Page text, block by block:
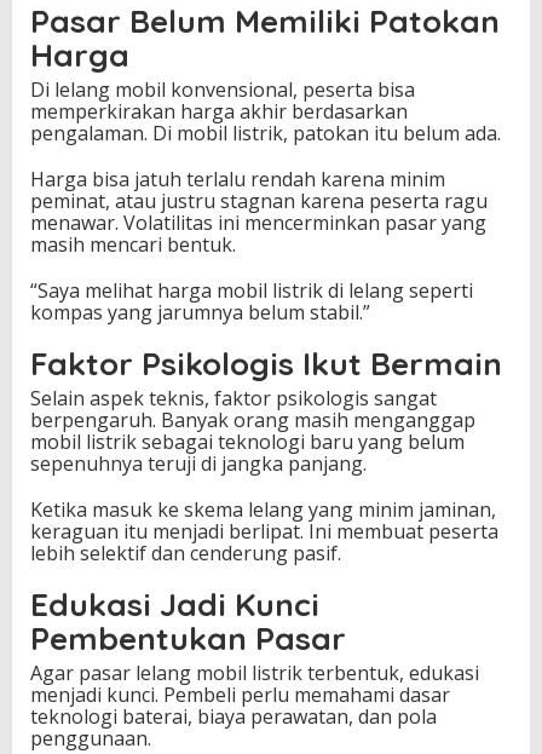
Pasar Belum Memiliki Patokan
Harga
Di lelang mobil konvensional, peserta bisa
memperkirakan harga akhir berdasarkan
pengalaman. Di mobil listrik, patokan itu belum ada.
Harga bisa jatuh terlalu rendah karena minim
peminat, atau justru stagnan karena peserta ragu
menawar. Volatilitas ini mencerminkan pasar yang
masih mencari bentuk.
“Saya melihat harga mobil listrik di lelang seperti
kompas yang jarumnya belum stabil.”
Faktor Psikologis Ikut Bermain
Selain aspek teknis, faktor psikologis sangat
berpengaruh. Banyak orang masih menganggap
mobil listrik sebagai teknologi baru yang belum
sepenuhnya teruji di jangka panjang.
Ketika masuk ke skema lelang yang minim jaminan,
keraguan itu menjadi berlipat. Ini membuat peserta
lebih selektif dan cenderung pasif.
Edukasi Jadi Kunci
Pembentukan Pasar
Agar pasar lelang mobil listrik terbentuk, edukasi
menjadi kunci. Pembeli perlu memahami dasar
teknologi baterai, biaya perawatan, dan pola
penggunaan.